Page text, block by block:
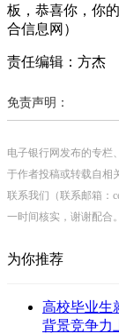
板，恭喜你，你
合信息网）
责任编辑：方杰
免责声明：
电子银行网发布的专栏
于作者投稿或转载自相
联系我们（联系邮箱：
一时间核实，谢谢配合。
为你推荐
高校毕业生
背景竞争力